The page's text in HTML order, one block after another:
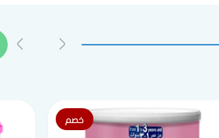
خصم